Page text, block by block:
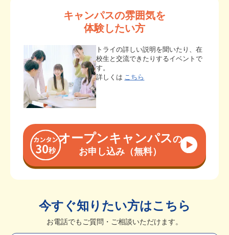
キャンパスの雰囲気を
体験したい方
トライの詳しい説明を聞いたり、在
校生と交流できたりするイベントで
す。
詳しくは こちら
オープンキャンパスの
お申し込み（無料）
今すぐ知りたい方はこちら
お電話でもご質問・ご相談いただけます。